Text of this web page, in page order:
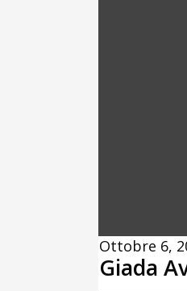
Ottobre 6,
Giada